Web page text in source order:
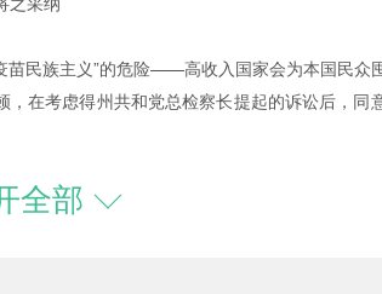
苗民族主义”的危险——高收入国家会为本国民众
在考虑得州共和党总检察长提起的诉讼后，同
全部